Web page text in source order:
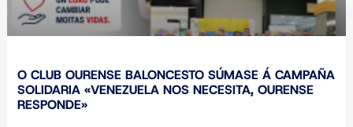
O CLUB OURENSE BALONCESTO SÚMASE Á CAMPAÑA
SOLIDARIA «VENEZUELA NOS NECESITA, OURENSE
RESPONDE»